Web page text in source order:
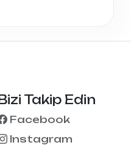
Takip Edin
Facebook
Instagram